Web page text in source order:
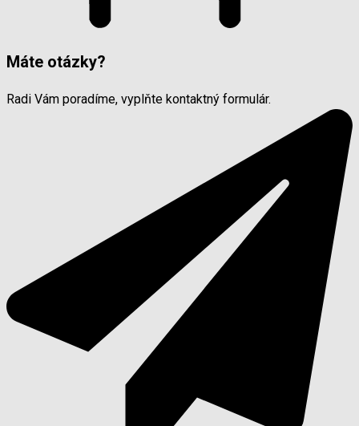
Máte otázky?
Radi Vám poradíme, vyplňte kontaktný formulár.